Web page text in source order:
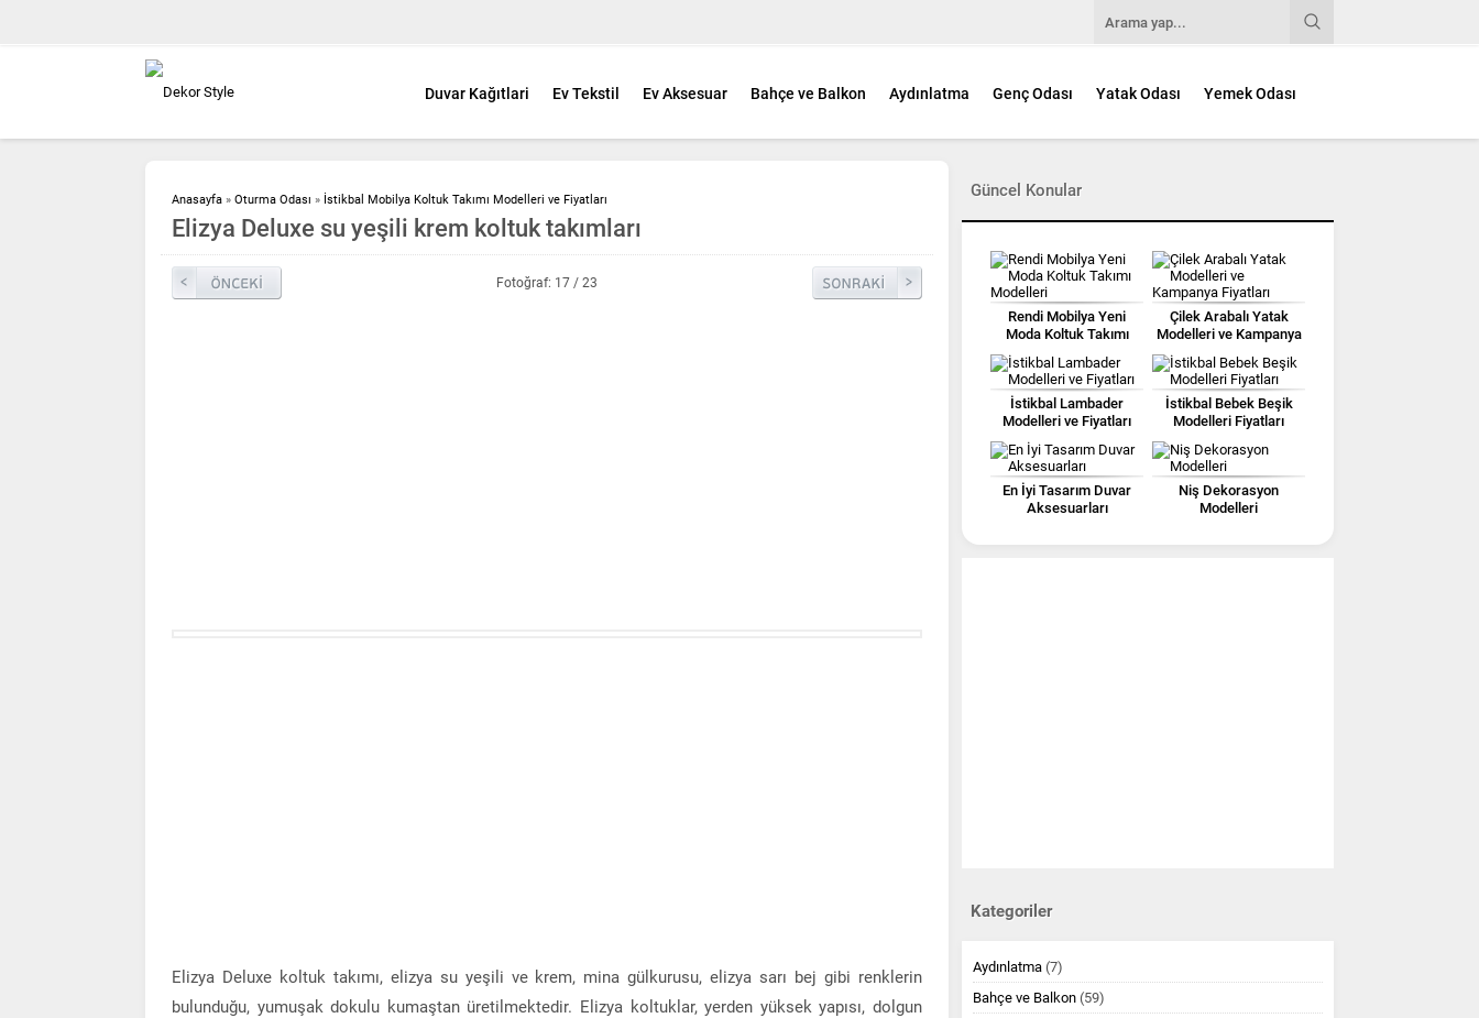
Duvar Kağıtlari Ev Tekstil Ev Aksesuar Bahçe ve Balkon Aydınlatma Genç Odası Yatak Odası Yemek Odası
Anasayfa » Oturma Odası » İstikbal Mobilya Koltuk Takımı Modelleri ve Fiyatları
Elizya Deluxe su yeşili krem koltuk takımları
Fotoğraf: 17 / 23
Elizya Deluxe koltuk takımı, elizya su yeşili ve krem, mina gülkurusu, elizya sarı bej gibi renklerin
bulunduğu, yumuşak dokulu kumaştan üretilmektedir. Elizya koltuklar, yerden yüksek yapısı, dolgun
Güncel Konular
Rendi Mobilya Yeni
Moda Koltuk Takımı
Çilek Arabalı Yatak
Modelleri ve Kampanya
İstikbal Lambader
Modelleri ve Fiyatları
İstikbal Bebek Beşik
Modelleri Fiyatları
En İyi Tasarım Duvar
Aksesuarları
Niş Dekorasyon
Modelleri
Kategoriler
Aydınlatma (7)
Bahçe ve Balkon (59)